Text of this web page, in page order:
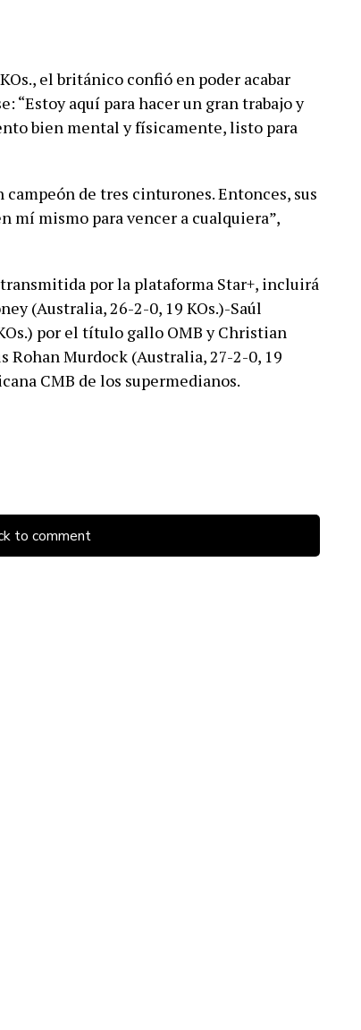
el británico confió en poder acabar
“Estoy aquí para hacer un gran trabajo y
bien mental y físicamente, listo para
de tres cinturones. Entonces, sus
mí mismo para vencer a cualquiera”,
por la plataforma Star+, incluirá
(Australia, 26-2-0, 19 KOs.)-Saúl
por el título gallo OMB y Christian
Rohan Murdock (Australia, 27-2-0, 19
CMB de los supermedianos.
to comment